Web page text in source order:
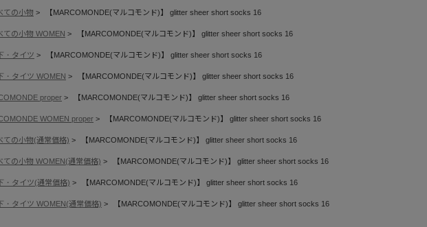
ての小物 【MARCOMONDE(マルコモンド)】 glitter sheer short socks 16
ての小物 WOMEN 【MARCOMONDE(マルコモンド)】 glitter sheer short socks 16
・タイツ 【MARCOMONDE(マルコモンド)】 glitter sheer short socks 16
・タイツ WOMEN 【MARCOMONDE(マルコモンド)】 glitter sheer short socks 16
proper 【MARCOMONDE(マルコモンド)】 glitter sheer short socks 16
WOMEN proper 【MARCOMONDE(マルコモンド)】 glitter sheer short socks 16
ての小物(通常価格) 【MARCOMONDE(マルコモンド)】 glitter sheer short socks 16
ての小物 WOMEN(通常価格) 【MARCOMONDE(マルコモンド)】 glitter sheer short socks 16
・タイツ(通常価格) 【MARCOMONDE(マルコモンド)】 glitter sheer short socks 16
・タイツ WOMEN(通常価格) 【MARCOMONDE(マルコモンド)】 glitter sheer short socks 16